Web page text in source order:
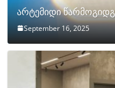
არტემიდი
September 16, 2025